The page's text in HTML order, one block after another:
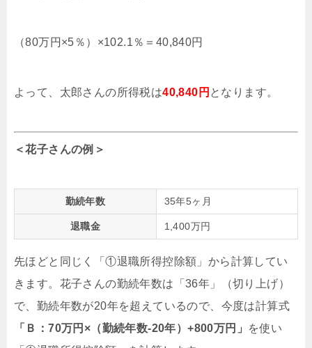
（80万円×5％）×102.1％＝40,840円
よって、太郎さんの所得税は40,840円 となります。
＜花子さんの例＞
勤続年数 35年5ヶ月
退職金 1,400万円
先ほどと同じく「①退職所得控除額」から計算してい
きます。花子さんの勤続年数は「36年」（切り上げ）
で、勤続年数が20年を超えているので、今度は計算式
「Ｂ：70万円×（勤続年数-20年）+800万円」
を使い